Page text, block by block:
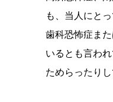
も、当人にと
歯科恐怖症ま
いるとも言わ
ためらったり